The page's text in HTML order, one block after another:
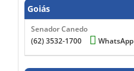
Goiás
Senador Canedo
(62) 3532-1700
WhatsApp